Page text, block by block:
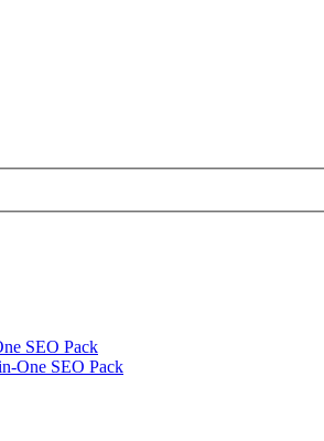
SEO Pack
One SEO Pack